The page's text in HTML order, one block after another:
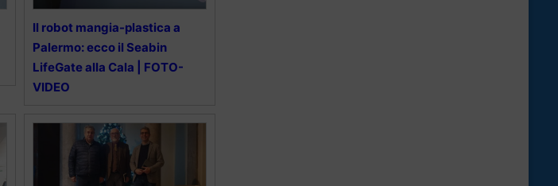
Il robot mangia-plastica a
Palermo: ecco il Seabin
LifeGate alla Cala | FOTO-
VIDEO